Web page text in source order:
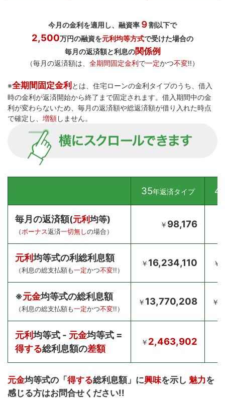
今月の金利を適用し、融資率 ９割以下で
2,500万円の融資を元利均等方式で受けた場合の
毎月の返済額と利息の関係例
（毎月の返済額は、 全期間固定金利で一定かつ不変!!）
※全期間固定金利とは、住宅ローンの金利タイプのうち、借入
時の金利が返済開始から終了まで固定されます。借入期間中の金
利が変わらないため、毎月の返済額や総返済額が借り入れた時点
で確定し、 増額しません。
35年返済タイプ
毎月の返済額(元利均等)
（ボーナス返済一切無しの場合）
￥ 98,176
元利均等式の利総利息額
（利息の総支払額も一定かつ不変!!）
￥ 16,234,110 ￥
※元金均等式の総利息額
（利息の総支払額も一定かつ不変!!）
￥ 13,770,208 ￥
元利均等式 - 元金均等式 =
得する総利息額の差額
￥ 2,463,902
元金均等式の「得する総利息額」に興味を示し 魅力を
感じる方はお問合せください!!